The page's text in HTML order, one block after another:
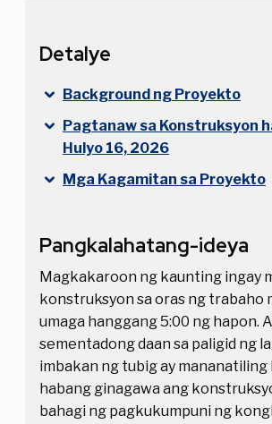
Pangkalahatang-ideya
Magkakaroon ng kaunting ingay
konstruksyon sa oras ng trabaho
umaga hanggang 5:00 ng hapon.
sementadong daan sa paligid ng
imbakan ng tubig ay mananatiling
habang ginagawa ang
bahagi ng pagkukumpuni ng
Detalye
Background ng Proyekto
Pagtanaw sa Konstruksyon
Hulyo 16, 2026
Mga Kagamitan sa Proyekto